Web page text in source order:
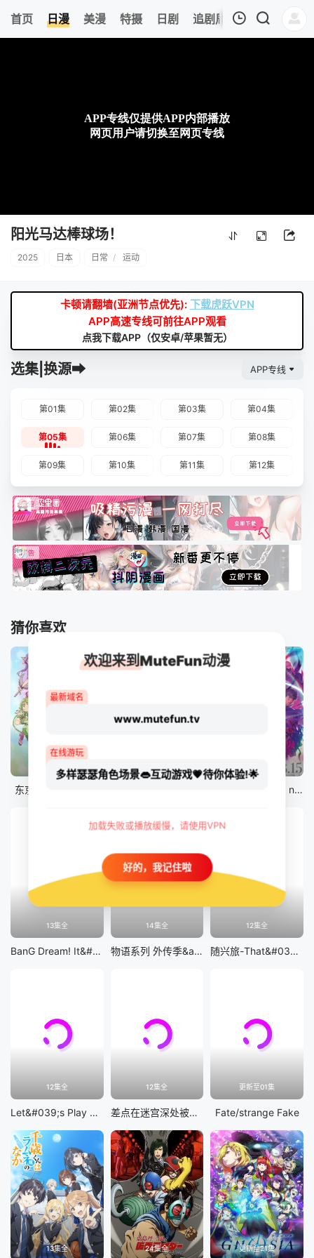
首页 日漫 美漫 特摄 日剧 追剧周表 今日更新
阳光马达棒球场！
2025 日本 日常 / 运动
卡顿请翻墙(亚洲节点优先): 下载虎跃VPN
APP高速专线可前往APP观看
点我下载APP（仅安卓/苹果暂无）
选集|换源➡ APP专线
第01集 第02集 第03集 第04集
第05集 第06集 第07集 第08集
第09集 第10集 第11集 第12集
猜你喜欢
12集全
东京猫猫 NEW～♡ 剧场版 Fate/stay night [Heaven&#039;s Feel] III.spring song
13集全
BanG Dream! It&#039;s MyGO!!!!!
14集全
物语系列 外传季&amp;怪物季
12集全
随兴旅-That&#039;s Journey-
12集全
Let&#039;s Play 充满挑战的人生
12集全
差点在迷宫深处被信任的伙伴杀掉，但靠着天赐技能「无限扭蛋」获得等级9999的伙伴，我要向前队友和世界展开复仇&amp;「给他们好看！」
更新至01集
Fate/strange Fake
13集全 24集全 更新至21集
欢迎来到MuteFun动漫
最新域名
www.mutefun.tv
在线游玩
多样瑟瑟角色场景👄互动游戏💗待你体验!🌟
加载失败或播放缓慢，请使用VPN
好的，我记住啦